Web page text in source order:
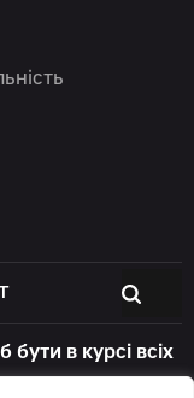
бути в курсі всіх